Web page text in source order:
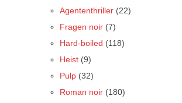
Agententhriller (22)
Fragen noir (7)
Hard-boiled (118)
Heist (9)
Pulp (32)
Roman noir (180)